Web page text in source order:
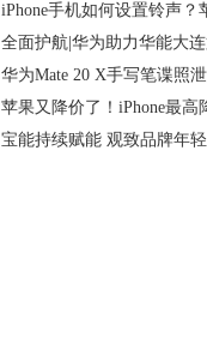
iPhone手机如何设置铃声？
全面护航|华为助力华能大
华为Mate 20 X手写笔谍照
苹果又降价了！iPhone最高
宝能持续赋能 观致品牌年